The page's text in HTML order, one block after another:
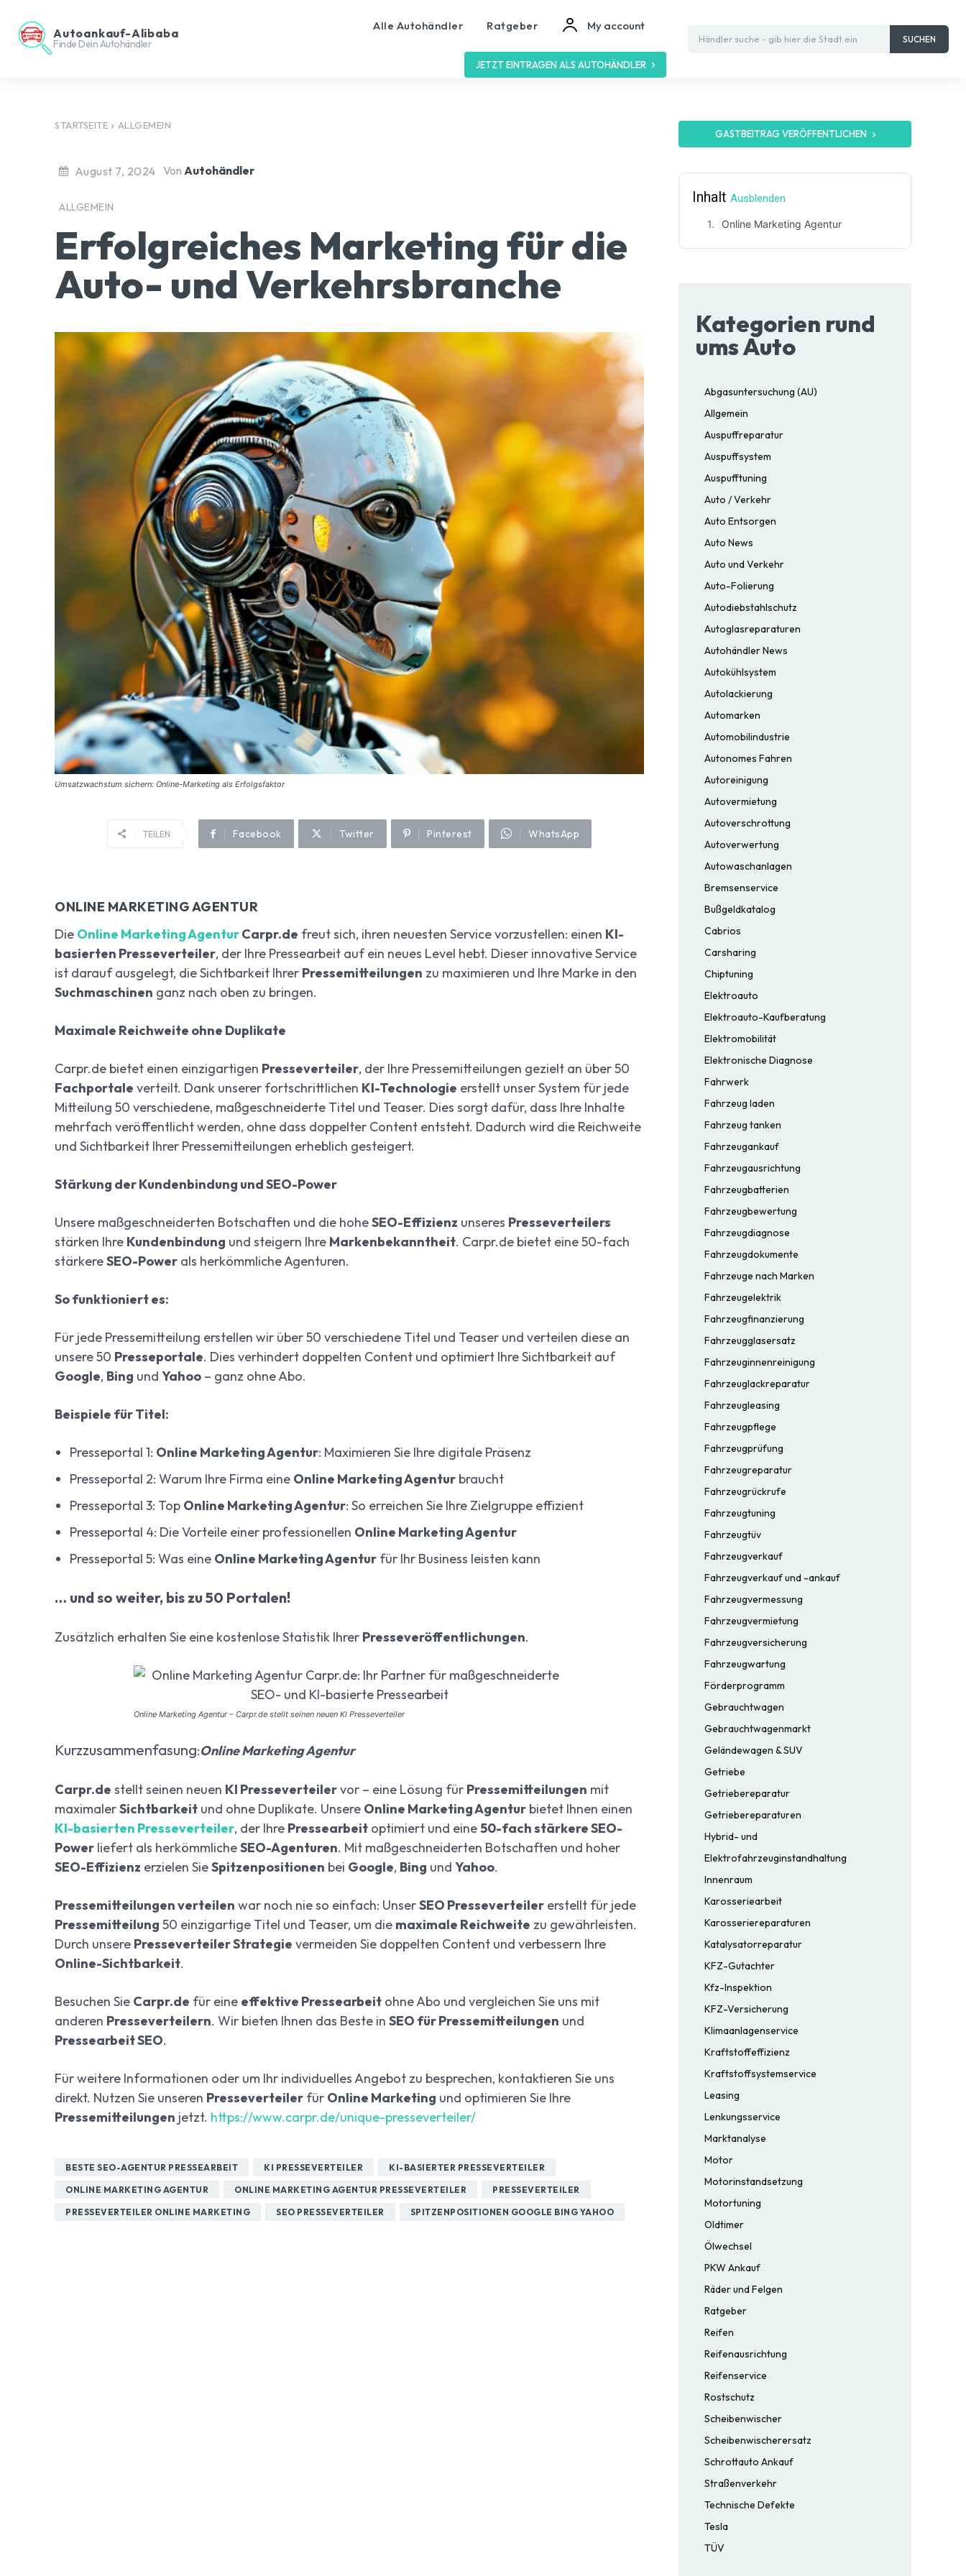
Autoankauf-Alibaba
Finde Dein Autohändler
Alle Autohändler Ratgeber My account
JETZT EINTRAGEN ALS AUTOHÄNDLER
Händler suche - gib hier die Stadt ein SUCHEN
STARTSEITE ALLGEMEIN
August 7, 2024 Von Autohändler
ALLGEMEIN
Erfolgreiches Marketing für die
Auto- und Verkehrsbranche
Umsatzwachstum sichern: Online-Marketing als Erfolgsfaktor
TEILEN Facebook Twitter Pinterest WhatsApp
ONLINE MARKETING AGENTUR
Die Online Marketing AgenturCarpr.de freut sich, ihren neuesten Service vorzustellen: einen KI-
basierten Presseverteiler, der Ihre Pressearbeit auf ein neues Level hebt. Dieser innovative Service
ist darauf ausgelegt, die Sichtbarkeit Ihrer Pressemitteilungen zu maximieren und Ihre Marke in den
Suchmaschinen ganz nach oben zu bringen.
Maximale Reichweite ohne Duplikate
Carpr.de bietet einen einzigartigen Presseverteiler, der Ihre Pressemitteilungen gezielt an über 50
Fachportale verteilt. Dank unserer fortschrittlichen KI-Technologie erstellt unser System für jede
Mitteilung 50 verschiedene, maßgeschneiderte Titel und Teaser. Dies sorgt dafür, dass Ihre Inhalte
mehrfach veröffentlicht werden, ohne dass doppelter Content entsteht. Dadurch wird die Reichweite
und Sichtbarkeit Ihrer Pressemitteilungen erheblich gesteigert.
Stärkung der Kundenbindung und SEO-Power
Unsere maßgeschneiderten Botschaften und die hoheSEO-Effizienz unseres Presseverteilers
stärken Ihre Kundenbindung und steigern Ihre Markenbekanntheit. Carpr.de bietet eine 50-fach
stärkereSEO-Power als herkömmliche Agenturen.
So funktioniert es:
Für jede Pressemitteilung erstellen wir über 50 verschiedene Titel und Teaser und verteilen diese an
unsere 50 Presseportale. Dies verhindert doppelten Content und optimiert Ihre Sichtbarkeit auf
Google, Bing und Yahoo – ganz ohne Abo.
Beispiele für Titel:
Presseportal 1: Online Marketing Agentur: Maximieren Sie Ihre digitale Präsenz
Presseportal 2: Warum Ihre Firma eine Online Marketing Agentur braucht
Presseportal 3: Top Online Marketing Agentur: So erreichen Sie Ihre Zielgruppe effizient
Presseportal 4: Die Vorteile einer professionellen Online Marketing Agentur
Presseportal 5: Was eine Online Marketing Agentur für Ihr Business leisten kann
… und so weiter, bis zu 50 Portalen!
Zusätzlich erhalten Sie eine kostenlose Statistik Ihrer Presseveröffentlichungen.
Online Marketing Agentur – Carpr.de stellt seinen neuen KI Presseverteiler
Kurzzusammenfasung:Online Marketing Agentur
Carpr.de stellt seinen neuen KI Presseverteilervor – eine Lösung für Pressemitteilungen mit
maximalerSichtbarkeit und ohne Duplikate. Unsere Online Marketing Agentur bietet Ihnen einen
KI-basierten Presseverteiler, der Ihre Pressearbeit optimiert und eine50-fach stärkere SEO-
Power liefert als herkömmlicheSEO-Agenturen. Mit maßgeschneiderten Botschaften und hoher
SEO-Effizienz erzielen SieSpitzenpositionen bei Google, Bing und Yahoo.
Pressemitteilungen verteilen war noch nie so einfach: UnserSEO Presseverteiler erstellt für jede
Pressemitteilung 50 einzigartige Titel und Teaser, um die maximale Reichweite zu gewährleisten.
Durch unsere Presseverteiler Strategie vermeiden Sie doppelten Content und verbessern Ihre
Online-Sichtbarkeit.
Besuchen Sie Carpr.de für eine effektive Pressearbeit ohne Abo und vergleichen Sie uns mit
anderen Presseverteilern. Wir bieten Ihnen das Beste in SEO für Pressemitteilungen und
Pressearbeit SEO.
Für weitere Informationen oder um Ihr individuelles Angebot zu besprechen, kontaktieren Sie uns
direkt. Nutzen Sie unseren Presseverteiler für Online Marketing und optimieren Sie Ihre
Pressemitteilungen jetzt. https://www.carpr.de/unique-presseverteiler/
BESTE SEO-AGENTUR PRESSEARBEIT KI PRESSEVERTEILER KI-BASIERTER PRESSEVERTEILER
ONLINE MARKETING AGENTUR ONLINE MARKETING AGENTUR PRESSEVERTEILER PRESSEVERTEILER
PRESSEVERTEILER ONLINE MARKETING SEO PRESSEVERTEILER SPITZENPOSITIONEN GOOGLE BING YAHOO
GASTBEITRAG VERÖFFENTLICHEN
Inhalt Ausblenden
Online Marketing Agentur
Kategorien rund
ums Auto
Abgasuntersuchung (AU)
Allgemein
Auspuffreparatur
Auspuffsystem
Auspufftuning
Auto / Verkehr
Auto Entsorgen
Auto News
Auto und Verkehr
Auto-Folierung
Autodiebstahlschutz
Autoglasreparaturen
Autohändler News
Autokühlsystem
Autolackierung
Automarken
Automobilindustrie
Autonomes Fahren
Autoreinigung
Autovermietung
Autoverschrottung
Autoverwertung
Autowaschanlagen
Bremsenservice
Bußgeldkatalog
Cabrios
Carsharing
Chiptuning
Elektroauto
Elektroauto-Kaufberatung
Elektromobilität
Elektronische Diagnose
Fahrwerk
Fahrzeug laden
Fahrzeug tanken
Fahrzeugankauf
Fahrzeugausrichtung
Fahrzeugbatterien
Fahrzeugbewertung
Fahrzeugdiagnose
Fahrzeugdokumente
Fahrzeuge nach Marken
Fahrzeugelektrik
Fahrzeugfinanzierung
Fahrzeugglasersatz
Fahrzeuginnenreinigung
Fahrzeuglackreparatur
Fahrzeugleasing
Fahrzeugpflege
Fahrzeugprüfung
Fahrzeugreparatur
Fahrzeugrückrufe
Fahrzeugtuning
Fahrzeugtüv
Fahrzeugverkauf
Fahrzeugverkauf und -ankauf
Fahrzeugvermessung
Fahrzeugvermietung
Fahrzeugversicherung
Fahrzeugwartung
Förderprogramm
Gebrauchtwagen
Gebrauchtwagenmarkt
Geländewagen & SUV
Getriebe
Getriebereparatur
Getriebereparaturen
Hybrid- und
Elektrofahrzeuginstandhaltung
Innenraum
Karosseriearbeit
Karosseriereparaturen
Katalysatorreparatur
KFZ-Gutachter
Kfz-Inspektion
KFZ-Versicherung
Klimaanlagenservice
Kraftstoffeffizienz
Kraftstoffsystemservice
Leasing
Lenkungsservice
Marktanalyse
Motor
Motorinstandsetzung
Motortuning
Oldtimer
Ölwechsel
PKW Ankauf
Räder und Felgen
Ratgeber
Reifen
Reifenausrichtung
Reifenservice
Rostschutz
Scheibenwischer
Scheibenwischerersatz
Schrottauto Ankauf
Straßenverkehr
Technische Defekte
Tesla
TÜV